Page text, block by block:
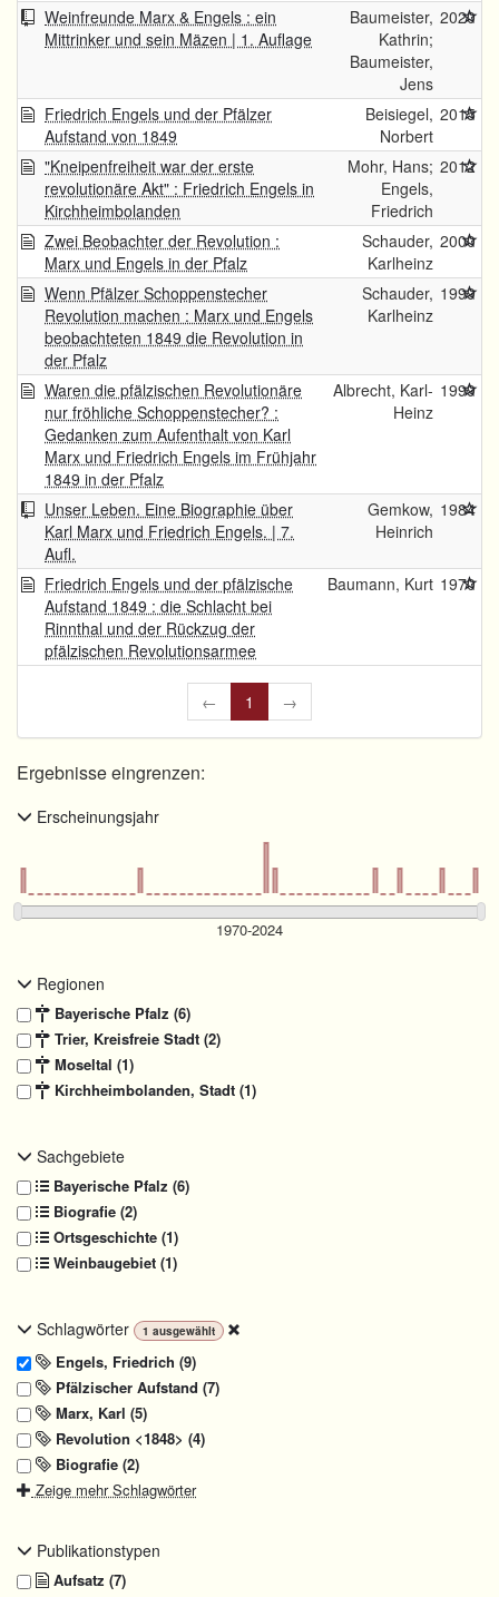
Weinfreunde Marx & Engels : ein
Mittrinker und sein Mäzen | 1. Auflage
Baumeister,
Kathrin;
Baumeister,
Jens
2020
Friedrich Engels und der Pfälzer
Aufstand von 1849
Beisiegel,
Norbert
2015
"Kneipenfreiheit war der erste
revolutionäre Akt" : Friedrich Engels in
Kirchheimbolanden
Mohr, Hans;
Engels,
Friedrich
2012
Zwei Beobachter der Revolution :
Marx und Engels in der Pfalz
Schauder,
Karlheinz
2000
Wenn Pfälzer Schoppenstecher
Revolution machen : Marx und Engels
beobachteten 1849 die Revolution in
der Pfalz
Schauder,
Karlheinz
1999
Waren die pfälzischen Revolutionäre
nur fröhliche Schoppenstecher? :
Gedanken zum Aufenthalt von Karl
Marx und Friedrich Engels im Frühjahr
1849 in der Pfalz
Albrecht, Karl-
Heinz
1999
Unser Leben. Eine Biographie über
Karl Marx und Friedrich Engels. | 7.
Aufl.
Gemkow,
Heinrich
1984
Friedrich Engels und der pfälzische
Aufstand 1849 : die Schlacht bei
Rinnthal und der Rückzug der
pfälzischen Revolutionsarmee
Baumann, Kurt 1970
← 1 →
Ergebnisse eingrenzen:
Erscheinungsjahr
Regionen
Bayerische Pfalz (6)
Trier, Kreisfreie Stadt (2)
Moseltal (1)
Kirchheimbolanden, Stadt (1)
Sachgebiete
Bayerische Pfalz (6)
Biografie (2)
Ortsgeschichte (1)
Weinbaugebiet (1)
Schlagwörter 1 ausgewählt
Engels, Friedrich (9)
Pfälzischer Aufstand (7)
Marx, Karl (5)
Revolution <1848> (4)
Biografie (2)
Zeige mehr Schlagwörter
Publikationstypen
Aufsatz (7)